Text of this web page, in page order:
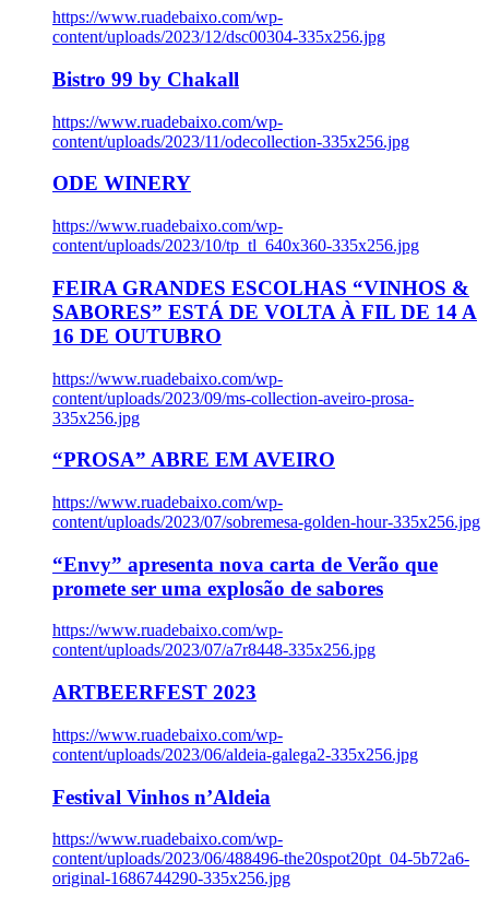
https://www.ruadebaixo.com/wp-
content/uploads/2023/12/dsc00304-335x256.jpg
Bistro 99 by Chakall
https://www.ruadebaixo.com/wp-
content/uploads/2023/11/odecollection-335x256.jpg
ODE WINERY
https://www.ruadebaixo.com/wp-
content/uploads/2023/10/tp_tl_640x360-335x256.jpg
FEIRA GRANDES ESCOLHAS “VINHOS &
SABORES” ESTÁ DE VOLTA À FIL DE 14 A
16 DE OUTUBRO
https://www.ruadebaixo.com/wp-
content/uploads/2023/09/ms-collection-aveiro-prosa-
335x256.jpg
“PROSA” ABRE EM AVEIRO
https://www.ruadebaixo.com/wp-
content/uploads/2023/07/sobremesa-golden-hour-335x256.jpg
“Envy” apresenta nova carta de Verão que
promete ser uma explosão de sabores
https://www.ruadebaixo.com/wp-
content/uploads/2023/07/a7r8448-335x256.jpg
ARTBEERFEST 2023
https://www.ruadebaixo.com/wp-
content/uploads/2023/06/aldeia-galega2-335x256.jpg
Festival Vinhos n’Aldeia
https://www.ruadebaixo.com/wp-
content/uploads/2023/06/488496-the20spot20pt_04-5b72a6-
original-1686744290-335x256.jpg